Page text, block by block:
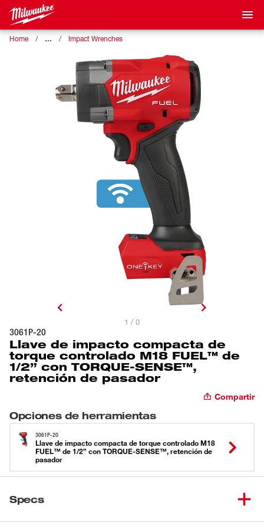
Home … Impact Wrenches
1 / 0
3061P-20
Llave de impacto compacta de
torque controlado M18 FUEL™ de
1/2” con TORQUE-SENSE™,
retención de pasador
Compartir
Opciones de herramientas
3061P-20
Llave de impacto compacta de torque controlado M18
FUEL™ de 1/2” con TORQUE-SENSE™, retención de
pasador
Specs